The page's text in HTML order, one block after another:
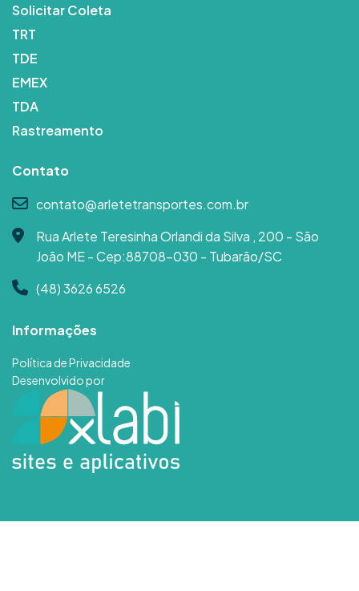
Solicitar Coleta
TRT
TDE
EMEX
TDA
Rastreamento
Contato
contato@arletetransportes.com.br
Rua Arlete Teresinha Orlandi da Silva , 200 - São
João ME - Cep:88708-030 - Tubarão/SC
(48) 3626 6526
Informações
Política de Privacidade
Desenvolvido por